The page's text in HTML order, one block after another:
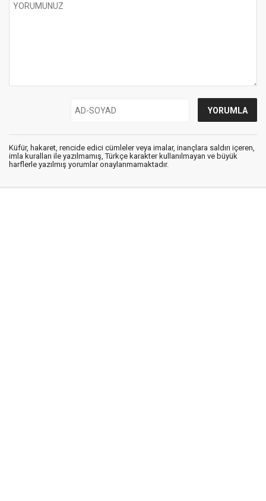
Küfür, hakaret, rencide edici cümleler veya imalar, inançlara saldırı içeren,
imla kuralları ile yazılmamış, Türkçe karakter kullanılmayan ve büyük
harflerle yazılmış yorumlar onaylanmamaktadır.